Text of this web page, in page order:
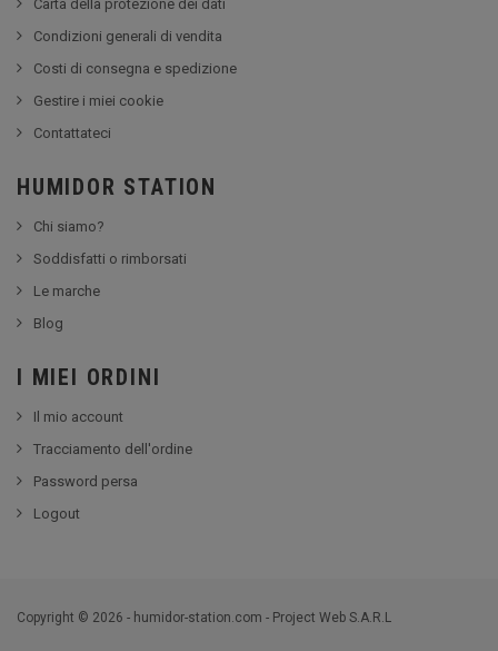
Carta della protezione dei dati
Condizioni generali di vendita
Costi di consegna e spedizione
Gestire i miei cookie
Contattateci
HUMIDOR STATION
Chi siamo?
Soddisfatti o rimborsati
Le marche
Blog
I MIEI ORDINI
Il mio account
Tracciamento dell'ordine
Password persa
Logout
Copyright © 2026 - humidor-station.com - Project Web S.A.R.L